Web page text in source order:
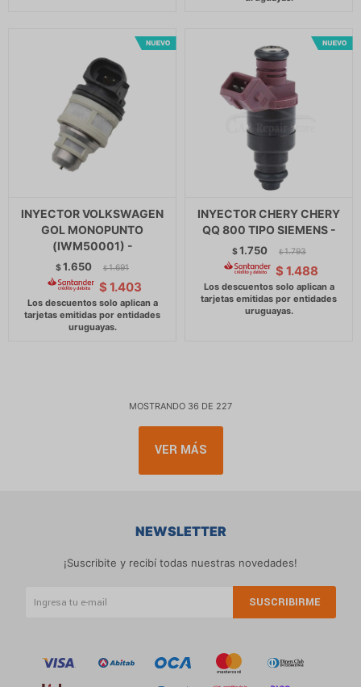
INYECTOR VOLKSWAGEN
GOL MONOPUNTO
(IWM50001) -
$1.650 $ 1.691
$ 1.403
INYECTOR CHERY CHERY
QQ 800 TIPO SIEMENS -
$1.750 $ 1.793
$ 1.488
MOSTRANDO 36 DE 227
VER MÁS
NEWSLETTER
¡Suscribite y recibí todas nuestras novedades!
SUSCRIBIRME